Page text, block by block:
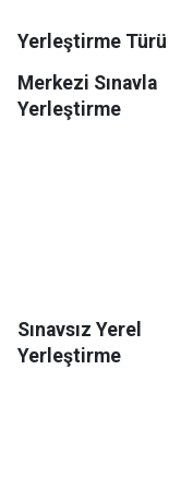
Yerleştirme Türü
Merkezi Sınavla
Yerleştirme
Sınavsız Yerel
Yerleştirme